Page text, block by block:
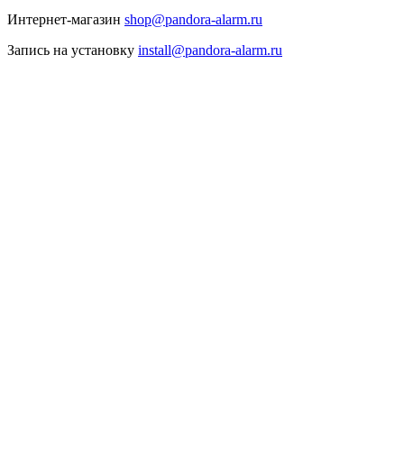
Интернет-магазин shop@pandora-alarm.ru
Запись на установку install@pandora-alarm.ru